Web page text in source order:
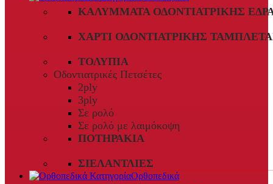
ΚΑΛΎΜΜΑΤΑ ΟΔΟΝΤΙΑΤΡΙΚΉΣ
ΧΑΡΤΊ ΟΔΟΝΤΙΑΤΡΙΚΉΣ
ΤΟΛΎΠΙΑ
Οδοντιατρικές Πετσέτες
2ply
3ply
Σε ρολό
Σε ρολό με λαιμόκοψη
ΠΟΤΗΡΆΚΙΑ
ΣΙΕΛΑΝΤΛΊΕΣ
Ορθοπεδικά